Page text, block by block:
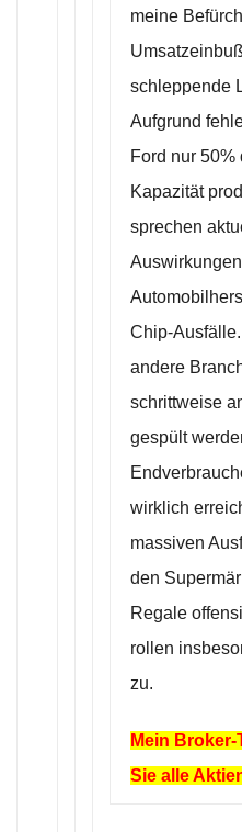
meine
schleppende
Aufgrund
Ford nur 50%
Kapazität
sprechen
Chip-
andere
schrittweise
gespült
wirklich
massiven
den
Regale
rollen
zu.
Mein
Sie alle